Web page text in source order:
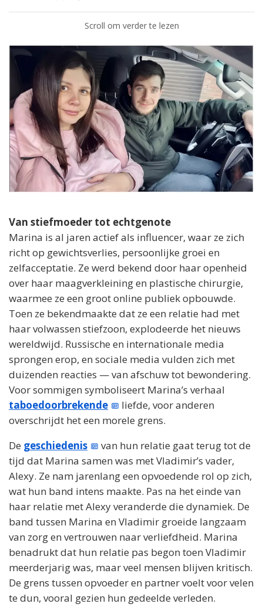
Scroll om verder te lezen
Van stiefmoeder tot echtgenote
Marina is al jaren actief als influencer, waar ze zich
richt op gewichtsverlies, persoonlijke groei en
zelfacceptatie. Ze werd bekend door haar openheid
over haar maagverkleining en plastische chirurgie,
waarmee ze een groot online publiek opbouwde.
Toen ze bekendmaakte dat ze een relatie had met
haar volwassen stiefzoon, explodeerde het nieuws
wereldwijd. Russische en internationale media
sprongen erop, en sociale media vulden zich met
duizenden reacties — van afschuw tot bewondering.
Voor sommigen symboliseert Marina’s verhaal
taboedoorbrekende
liefde, voor anderen
overschrijdt het een morele grens.
De geschiedenis
van hun relatie gaat terug tot de
tijd dat Marina samen was met Vladimir’s vader,
Alexy. Ze nam jarenlang een opvoedende rol op zich,
wat hun band intens maakte. Pas na het einde van
haar relatie met Alexy veranderde die dynamiek. De
band tussen Marina en Vladimir groeide langzaam
van zorg en vertrouwen naar verliefdheid. Marina
benadrukt dat hun relatie pas begon toen Vladimir
meerderjarig was, maar veel mensen blijven kritisch.
De grens tussen opvoeder en partner voelt voor velen
te dun, vooral gezien hun gedeelde verleden.